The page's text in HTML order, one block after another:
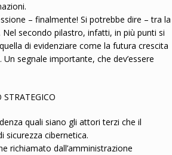
– finalmente! Si potrebbe dire – tra la
secondo pilastro, infatti, in più punti si
di evidenziare come la futura crescita
segnale importante, che dev’essere
quali siano gli attori terzi che il
sicurezza cibernetica.
richiamato dall’amministrazione